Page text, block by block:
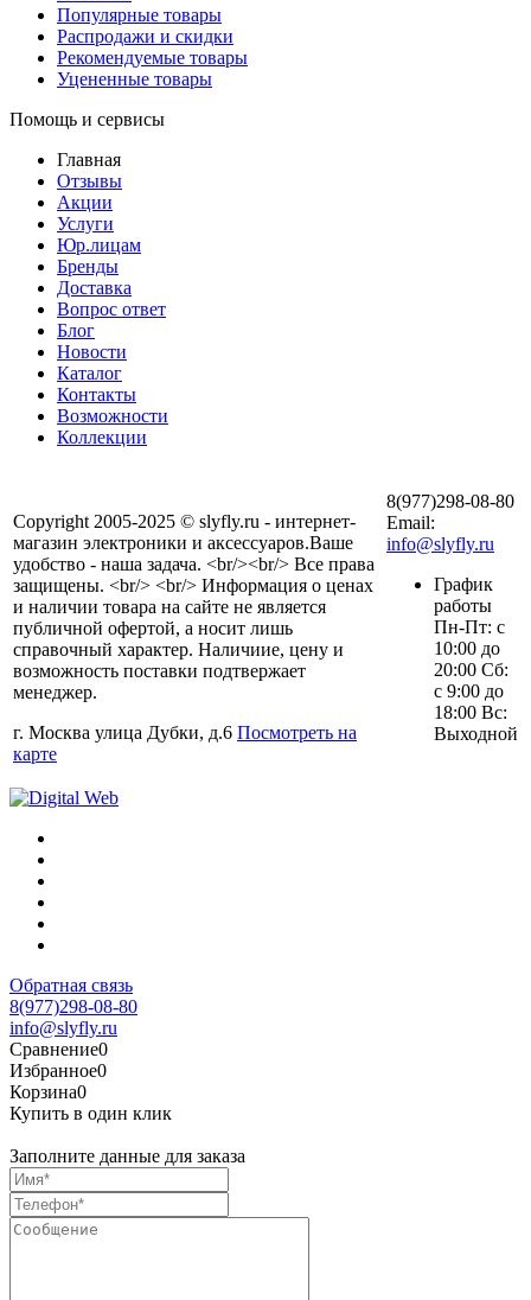
Популярные товары
Распродажи и скидки
Рекомендуемые товары
Уцененные товары
Помощь и сервисы
Главная
Отзывы
Акции
Услуги
Юр.лицам
Бренды
Доставка
Вопрос ответ
Блог
Новости
Каталог
Контакты
Возможности
Коллекции
Copyright 2005-2025 © slyfly.ru - интернет-
магазин электроники и аксессуаров.Ваше
удобство - наша задача. <br/><br/> Все права
защищены. <br/> <br/> Информация о ценах
и наличии товара на сайте не является
публичной офертой, а носит лишь
справочный характер. Наличиие, цену и
возможность поставки подтвержает
менеджер.
г. Москва улица Дубки, д.6 Посмотреть на
карте
8(977)298-08-80
Email:
info@slyfly.ru
График
работы
Пн-Пт: с
10:00 до
20:00 Сб:
с 9:00 до
18:00 Вс:
Выходной
Обратная связь
8(977)298-08-80
info@slyfly.ru
Сравнение0
Избранное0
Корзина0
Купить в один клик
Заполните данные для заказа